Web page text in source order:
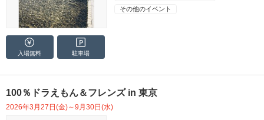
その他のイベント
入場無料 駐車場
100％ドラえもん＆フレンズ in 東京
2026年3月27日(金)～9月30日(水)